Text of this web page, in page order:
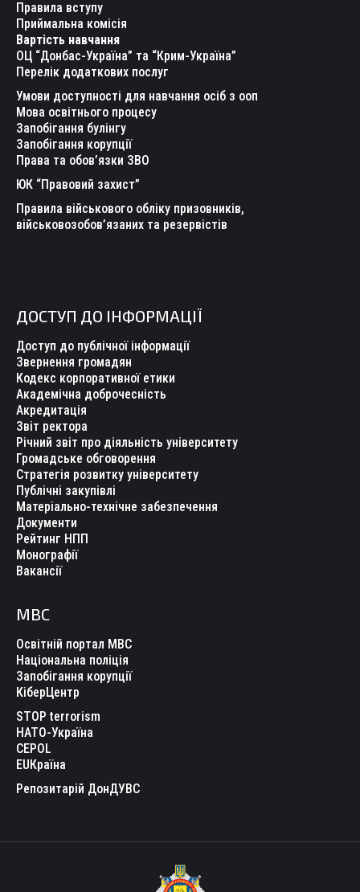
new
window
new
window
new
window
new
window
new
Правила вступу
Приймальна комісія
Вартість навчання
ОЦ “Донбас-Україна” та “Крим-Україна”
Перелік додаткових послуг
Умови доступності для навчання осіб з ооп
Мова освітнього процесу
Запобігання булінгу
Запобігання корупції
Права та обов’язки ЗВО
ЮК “Правовий захист”
Правила військового обліку призовників,
військовозобов’язаних та резервістів
ДОСТУП ДО ІНФОРМАЦІЇ
Доступ до публічної інформації
Звернення громадян
Кодекс корпоративної етики
Академічна доброчесність
Акредитація
Звіт ректора
Річний звіт про діяльність університету
Громадське обговорення
Стратегія розвитку університету
Публічні закупівлі
Матеріально-технічне забезпечення
Документи
Рейтинг НПП
Монографії
Вакансії
МВС
Освітній портал МВС
Національна поліція
Запобігання корупції
КіберЦентр
STOP terrorism
НАТО-Україна
CEPOL
EUКраїна
Репозитарій ДонДУВС